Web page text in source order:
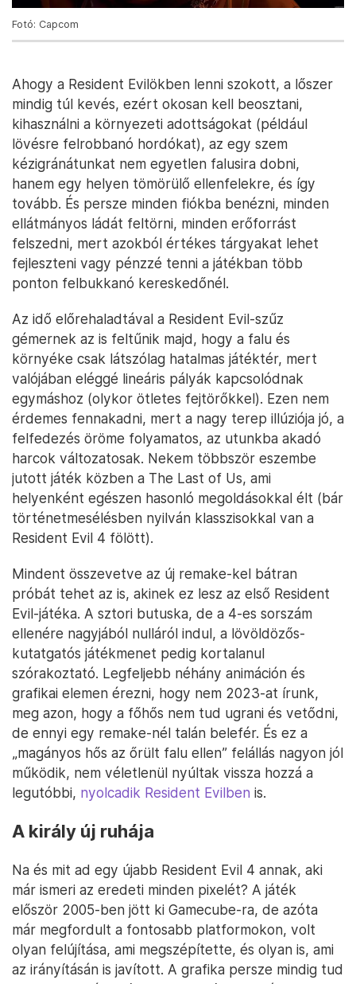
Fotó: Capcom
Ahogy a Resident Evilökben lenni szokott, a lőszer
mindig túl kevés, ezért okosan kell beosztani,
kihasználni a környezeti adottságokat (például
lövésre felrobbanó hordókat), az egy szem
kézigránátunkat nem egyetlen falusira dobni,
hanem egy helyen tömörülő ellenfelekre, és így
tovább. És persze minden fiókba benézni, minden
ellátmányos ládát feltörni, minden erőforrást
felszedni, mert azokból értékes tárgyakat lehet
fejleszteni vagy pénzzé tenni a játékban több
ponton felbukkanó kereskedőnél.
Az idő előrehaladtával a Resident Evil-szűz
gémernek az is feltűnik majd, hogy a falu és
környéke csak látszólag hatalmas játéktér, mert
valójában eléggé lineáris pályák kapcsolódnak
egymáshoz (olykor ötletes fejtörőkkel). Ezen nem
érdemes fennakadni, mert a nagy terep illúziója jó, a
felfedezés öröme folyamatos, az utunkba akadó
harcok változatosak. Nekem többször eszembe
jutott játék közben a The Last of Us, ami
helyenként egészen hasonló megoldásokkal élt (bár
történetmesélésben nyilván klasszisokkal van a
Resident Evil 4 fölött).
Mindent összevetve az új remake-kel bátran
próbát tehet az is, akinek ez lesz az első Resident
Evil-játéka. A sztori butuska, de a 4-es sorszám
ellenére nagyjából nulláról indul, a lövöldözős-
kutatgatós játékmenet pedig kortalanul
szórakoztató. Legfeljebb néhány animáción és
grafikai elemen érezni, hogy nem 2023-at írunk,
meg azon, hogy a főhős nem tud ugrani és vetődni,
de ennyi egy remake-nél talán belefér. És ez a
„magányos hős az őrült falu ellen” felállás nagyon jól
működik, nem véletlenül nyúltak vissza hozzá a
legutóbbi, nyolcadik Resident Evilben is.
A király új ruhája
Na és mit ad egy újabb Resident Evil 4 annak, aki
már ismeri az eredeti minden pixelét? A játék
először 2005-ben jött ki Gamecube-ra, de azóta
már megfordult a fontosabb platformokon, volt
olyan felújítása, ami megszépítette, és olyan is, ami
az irányításán is javított. A grafika persze mindig tud